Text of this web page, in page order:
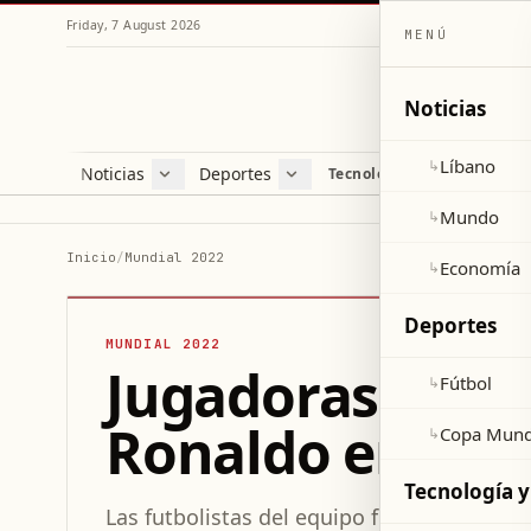
Friday, 7 August 2026
Noticias
Líbano
Deportes
Fútbol
Tecnología y ciencia
Inicio/Mundial 2022
MUNDIAL 2022
Jugadoras de
Ronaldo en el
Las futbolistas del equipo femenino de
MENÚ
Noticias
↳Líbano
↳Mundo
↳Economía
Deportes
↳Fútbol
↳Copa
Tecnología y